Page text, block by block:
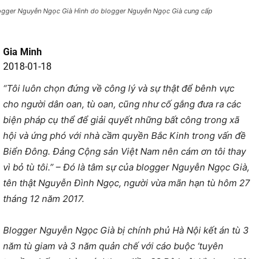
Nguyễn Ngọc Già Hình do blogger Nguyễn Ngọc Già cung cấp
Gia Minh
2018-01-18
“Tôi luôn chọn đứng về công lý và sự thật để bênh vực
cho người dân oan, tù oan, cũng như cố gắng đưa ra các
biện pháp cụ thể để giải quyết những bất công trong xã
hội và ứng phó với nhà cầm quyền Bắc Kinh trong vấn đề
Biển Đông. Đảng Cộng sản Việt Nam nên cám ơn tôi thay
vì bỏ tù tôi.” – Đó là tâm sự của blogger Nguyễn Ngọc Già,
tên thật Nguyễn Đình Ngọc, người vừa mãn hạn tù hôm 27
tháng 12 năm 2017.
Blogger Nguyễn Ngọc Già bị chính phủ Hà Nội kết án tù 3
năm tù giam và 3 năm quản chế với cáo buộc ‘tuyên